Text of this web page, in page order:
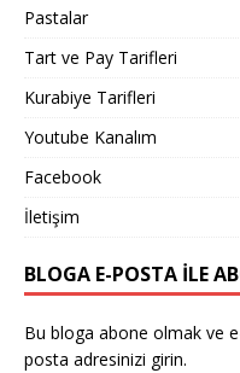
Pastalar
Tart ve Pay Tarifleri
Kurabiye Tarifleri
Youtube Kanalım
Facebook
İletişim
BLOGA E-POSTA ILE
Bu bloga abone olmak ve
posta adresinizi girin.